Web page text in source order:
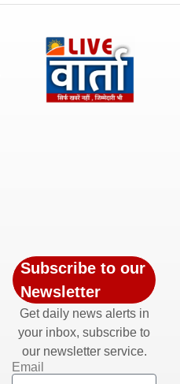
Subscribe to our
Newsletter
Get daily news alerts in
your inbox, subscribe to
our newsletter service.
Email